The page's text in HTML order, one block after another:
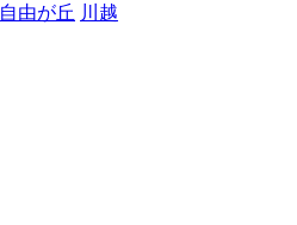
自由が丘 川越